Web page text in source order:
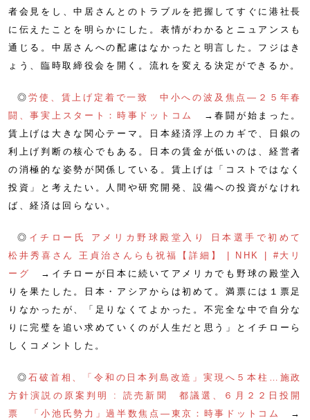
者会見をし、中居さんとのトラブルを把握してすぐに港社長
に伝えたことを明らかにした。表情がわかるとニュアンスも
通じる。中居さんへの配慮はなかったと明言した。フジはき
ょう、臨時取締役会を開く。流れを変える決定ができるか。
◎労使、賃上げ定着で一致 中小への波及焦点―２５年春
闘、事実上スタート：時事ドットコム
→春闘が始まった。
賃上げは大きな関心テーマ。日本経済浮上のカギで、日銀の
利上げ判断の核心でもある。日本の賃金が低いのは、経営者
の消極的な姿勢が関係している。賃上げは「コストではなく
投資」と考えたい。人間や研究開発、設備への投資がなけれ
ば、経済は回らない。
◎ イチロー氏 アメリカ野球殿堂入り 日本選手で初めて
松井秀喜さん 王貞治さんらも祝福【詳細】 | NHK | #大リ
ーグ
→イチローが日本に続いてアメリカでも野球の殿堂入
りを果たした。日本・アシアからは初めて。満票には１票足
りなかったが、「足りなくてよかった。不完全な中で自分な
りに完璧を追い求めていくのが人生だと思う」とイチローら
しくコメントした。
◎石破首相、「令和の日本列島改造」実現へ５本柱…施政
方針演説の原案判明 : 読売新聞
都議選、６月２２日投開
票 「小池氏勢力」過半数焦点―東京：時事ドットコム
→